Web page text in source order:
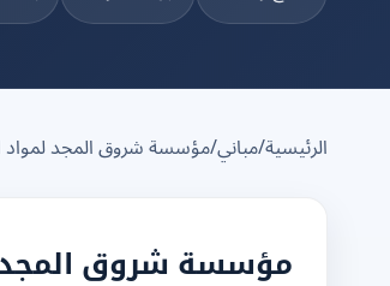
الرئيسية/مباني/مؤسسة شروق المجد لمواد
مؤسسة شروق المجد